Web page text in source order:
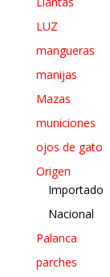
LUZ
mangueras
manijas
Mazas
municiones
ojos de gato
Origen
Importado
Nacional
Palanca
parches